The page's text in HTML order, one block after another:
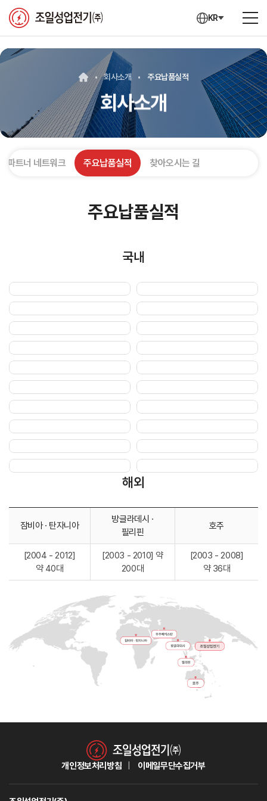
KR
회사소개 주요납품실적
회사소개
파트너 네트워크 주요납품실적 찾아오시는 길
주요납품실적
국내
해외
잠비아 · 탄자니아
방글라데시 ·
필리핀
호주
[2004 - 2012]
약 40대
[2003 - 2010] 약
200대
[2003 - 2008]
약 36대
개인정보처리방침 이메일무단수집거부